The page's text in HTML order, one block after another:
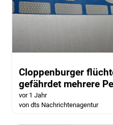
Cloppenburger
gefährdet mehrere
vor 1 Jahr
von dts Nachrichtenagentur